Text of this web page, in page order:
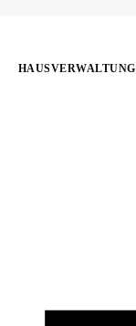
HAUSVERWALTUNG